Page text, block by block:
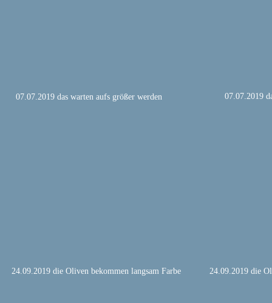
07.07.2019 das warten aufs größer werden 07.07.2019
24.09.2019 die Oliven bekommen langsam Farbe 24.09.2019 die